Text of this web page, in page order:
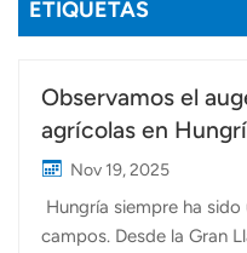
ETIQUETAS
Observamos el
agrícolas en
Nov 19, 2025
Hungría siempre ha
campos. Desde la Gran